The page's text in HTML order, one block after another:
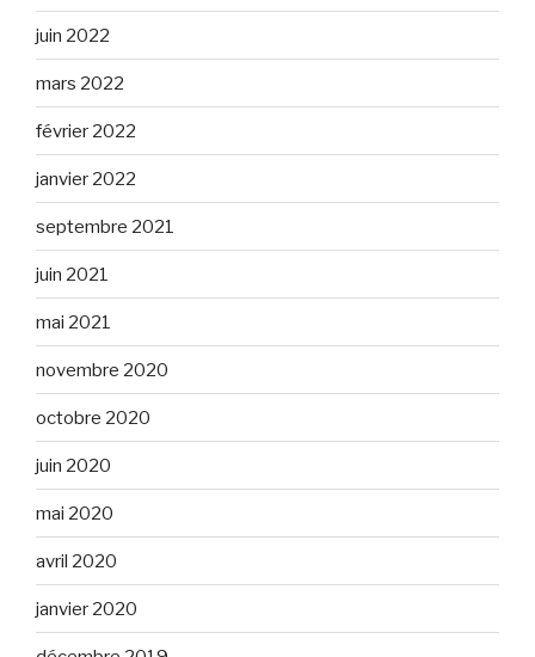
juin 2022
mars 2022
février 2022
janvier 2022
septembre 2021
juin 2021
mai 2021
novembre 2020
octobre 2020
juin 2020
mai 2020
avril 2020
janvier 2020